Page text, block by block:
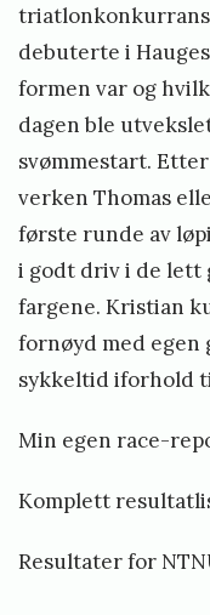
debuterte i
formen var og
dagen ble
svømmestart.
verken Thomas
første runde av
i godt driv i de lett
fargene. Kristian
fornøyd med
sykkeltid iforhold
Min egen race-
Komplett
Resultater for